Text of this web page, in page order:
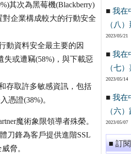
其次為黑莓機(Blackberry)
對企業構成較大的行動安全
動資料安全最主要的因
失或遭竊(58%)，與下載惡
存取許多敏感資訊，包括
憑證(38%)。
魔術象限領導者殊榮。
刀鋒為客戶提供進階SSL
脅。
■ 我在
（八
2023/05/21
■ 我在
（七
2023/05/14
■ 我在
（六
2023/05/07
■ 訂